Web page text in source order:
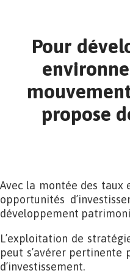
Pour
propose
Avec la montée des taux
opportunités
développement
L’exploitation de
peut s’avérer
d’investissement.